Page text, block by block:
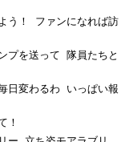
う！ ファンになれば訪
プを送って 隊員たちと
日変わるわ いっぱい報
！